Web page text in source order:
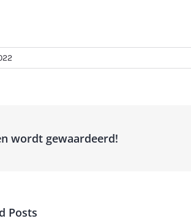
wordt gewaardeerd!
Posts